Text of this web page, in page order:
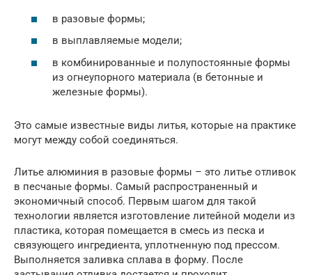
в разовые формы;
в выплавляемые модели;
в комбинированные и полупостоянные формы
из огнеупорного материала (в бетонные и
железные формы).
Это самые известные виды литья, которые на практике
могут между собой соединяться.
Литье алюминия в разовые формы – это литье отливок
в песчаные формы. Самый распространенный и
экономичный способ. Первым шагом для такой
технологии является изготовление литейной модели из
пластика, которая помещается в смесь из песка и
связующего ингредиента, уплотненную под прессом.
Выполняется заливка сплава в форму. После